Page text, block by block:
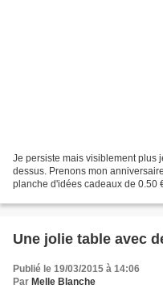
Je persiste mais visiblement plus
dessus. Prenons mon
planche d'idées cadeaux de 0.50
Une jolie table avec
Publié le 19/03/2015 à 14:06
Par Melle Blanche